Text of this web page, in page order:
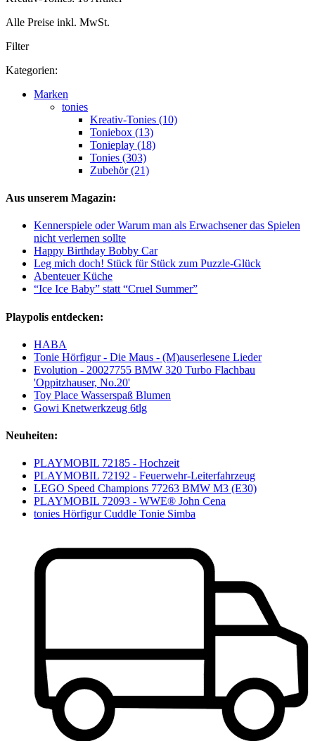
Alle Preise inkl. MwSt.
Filter
Kategorien:
Marken
tonies
Kreativ-Tonies (10)
Toniebox (13)
Tonieplay (18)
Tonies (303)
Zubehör (21)
Aus unserem Magazin:
Kennerspiele oder Warum man als Erwachsener das Spielen
nicht verlernen sollte
Happy Birthday Bobby Car
Leg mich doch! Stück für Stück zum Puzzle-Glück
Abenteuer Küche
“Ice Ice Baby” statt “Cruel Summer”
Playpolis entdecken:
HABA
Tonie Hörfigur - Die Maus - (M)auserlesene Lieder
Evolution - 20027755 BMW 320 Turbo Flachbau
'Oppitzhauser, No.20'
Toy Place Wasserspaß Blumen
Gowi Knetwerkzeug 6tlg
Neuheiten:
PLAYMOBIL 72185 - Hochzeit
PLAYMOBIL 72192 - Feuerwehr-Leiterfahrzeug
LEGO Speed Champions 77263 BMW M3 (E30)
PLAYMOBIL 72093 - WWE® John Cena
tonies Hörfigur Cuddle Tonie Simba